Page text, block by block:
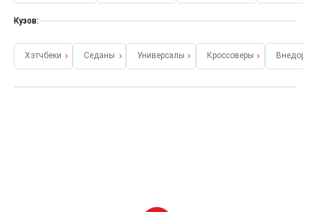
Кузов:
Хэтчбеки Седаны Универсалы Кроссоверы